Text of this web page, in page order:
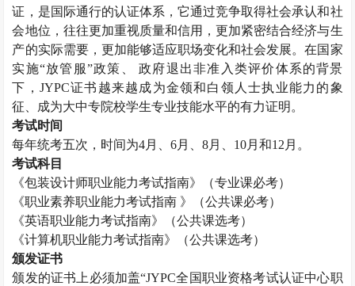
证，是国际通行的认证体系，它通过竞争取得社会承认和社
会地位，往往更加重视质量和信用，更加紧密结合经济与生
产的实际需要，更加能够适应职场变化和社会发展。在国家
实施“放管服”政策、 政府退出非准入类评价体系的背景
下， JYPC证书越来越成为金领和白领人士执业能力的象
征、成为大中专院校学生专业技能水平的有力证明。
考试时间
每年统考五次，时间为4月、6月、8月、 10月和12 月。
考试科目
《包装设计师职业能力考试指南》（专业课必考）
《职业素养职业能力考试指南 》（公共课必考）
《英语职业能力考试指南》（公共课选考）
《计算机职业能力考试指南》（公共课选考）
颁发证书
颁发的证书上必须加盖“JYPC全国职业资格考试认证中心职